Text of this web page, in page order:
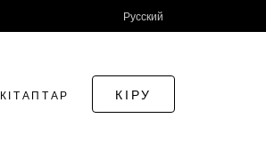
Русский
КІТАПТАР КІРУ